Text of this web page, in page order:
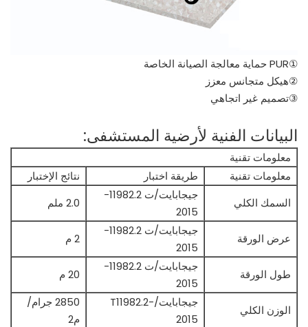
①PUR حماية معالجة الصيانة الخاصة
②هيكل متجانس معزز
③تصميم غير اتجاهي
البيانات الفنية لأرضية المستشفى:
معلومات تقنية
معلومات تقنية
طريقة اختبار
نتائج الإختبار
السمك الكلي
جيجابايت/ت 11982.2-
2015
2.0 ملم
عرض الورقة
جيجابايت/ت 11982.2-
2015
2 م
طول الورقة
جيجابايت/ت 11982.2-
2015
20 م
الوزن الكلي
جيجابايت/T11982.2-
2015
2850 جرام/
م2